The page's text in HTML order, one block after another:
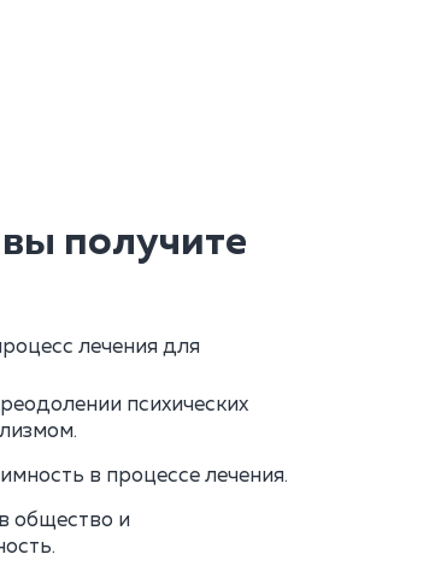
получите
лечения для
психических
в процессе лечения.
общество и